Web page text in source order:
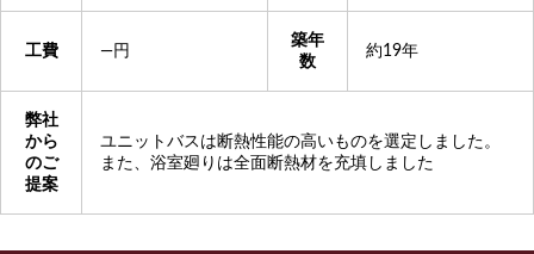
工費 ―円
築年
数
約19年
弊社
から
のご
提案
ユニットバスは断熱性能の高いものを選定しました。
また、浴室廻りは全面断熱材を充填しました